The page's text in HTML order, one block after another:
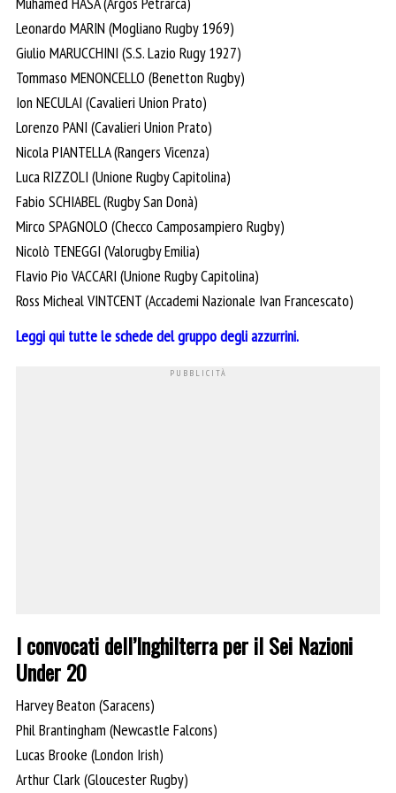
Leonardo MARIN (Mogliano Rugby 1969)
Giulio MARUCCHINI (S.S. Lazio Rugy 1927)
Tommaso MENONCELLO (Benetton Rugby)
Ion NECULAI (Cavalieri Union Prato)
Lorenzo PANI (Cavalieri Union Prato)
Nicola PIANTELLA (Rangers Vicenza)
Luca RIZZOLI (Unione Rugby Capitolina)
Fabio SCHIABEL (Rugby San Donà)
Mirco SPAGNOLO (Checco Camposampiero Rugby)
Nicolò TENEGGI (Valorugby Emilia)
Flavio Pio VACCARI (Unione Rugby Capitolina)
Ross Micheal VINTCENT (Accademi Nazionale Ivan Francescato)
Leggi qui tutte le schede del gruppo degli azzurrini.
I convocati dell’Inghilterra per il Sei Nazioni
Under 20
Harvey Beaton (Saracens)
Phil Brantingham (Newcastle Falcons)
Lucas Brooke (London Irish)
Arthur Clark (Gloucester Rugby)